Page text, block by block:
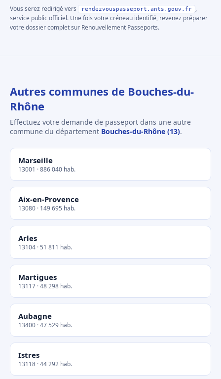
Vous serez redirigé vers rendezvouspasseport.ants.gouv.fr
,
service public officiel. Une fois votre créneau identifié, revenez préparer
votre dossier complet sur Renouvellement Passeports.
Autres communes de Bouches-du-
Rhône
Effectuez votre demande de passeport dans une autre
commune du département Bouches-du-Rhône (13).
Marseille
13001 · 886 040 hab.
Aix-en-Provence
13080 · 149 695 hab.
Arles
13104 · 51 811 hab.
Martigues
13117 · 48 298 hab.
Aubagne
13400 · 47 529 hab.
Istres
13118 · 44 292 hab.